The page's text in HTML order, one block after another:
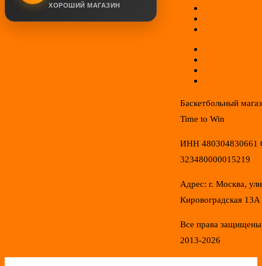
ХОРОШИЙ МАГАЗИН
Баскетбольный
Time to Win
ИНН 480304830661
323480000015219
Адрес: г. Москва,
Кировоградская 13А
Все права
2013-2026